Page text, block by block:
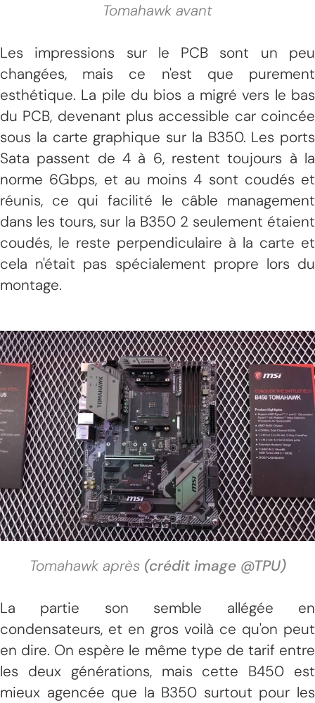
Tomahawk avant
Les impressions sur le PCB sont un peu
changées, mais ce n'est que purement
esthétique. La pile du bios a migré vers le bas
du PCB, devenant plus accessible car coincée
sous la carte graphique sur la B350. Les ports
Sata passent de 4 à 6, restent toujours à la
norme 6Gbps, et au moins 4 sont coudés et
réunis, ce qui facilité le câble management
dans les tours, sur la B350 2 seulement étaient
coudés, le reste perpendiculaire à la carte et
cela n'était pas spécialement propre lors du
montage.
Tomahawk après (crédit image @TPU)
La partie son semble allégée en
condensateurs, et en gros voilà ce qu'on peut
en dire. On espère le même type de tarif entre
les deux générations, mais cette B450 est
mieux agencée que la B350 surtout pour les